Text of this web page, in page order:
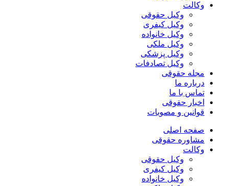
وکالت
وکیل حقوقی
وکیل کیفری
وکیل خانواده
وکیل ملکی
وکیل پزشکی
وکیل تصادفات
مجله حقوقی
درباره ما
تماس با ما
اخبار حقوقی
قوانین و مصوبات
صفحه اصلی
مشاوره حقوقی
وکالت
وکیل حقوقی
وکیل کیفری
وکیل خانواده